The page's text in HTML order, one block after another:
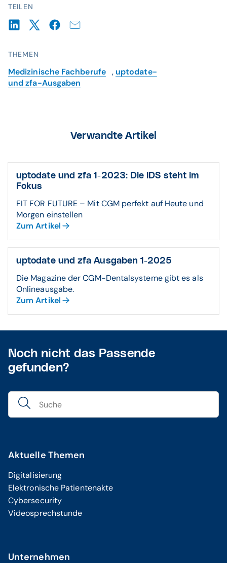
TEILEN
THEMEN
Medizinische Fachberufe , uptodate-
und zfa-Ausgaben
Verwandte Artikel
uptodate und zfa 1-2023: Die IDS steht im
Fokus
FIT FOR FUTURE – Mit CGM perfekt auf Heute und
Morgen einstellen
Zum Artikel
uptodate und zfa Ausgaben 1-2025
Die Magazine der CGM-Dentalsysteme gibt es als
Onlineausgabe.
Zum Artikel
Noch nicht das Passende
gefunden?
Aktuelle Themen
Digitalisierung
Elektronische Patientenakte
Cybersecurity
Videosprechstunde
Unternehmen